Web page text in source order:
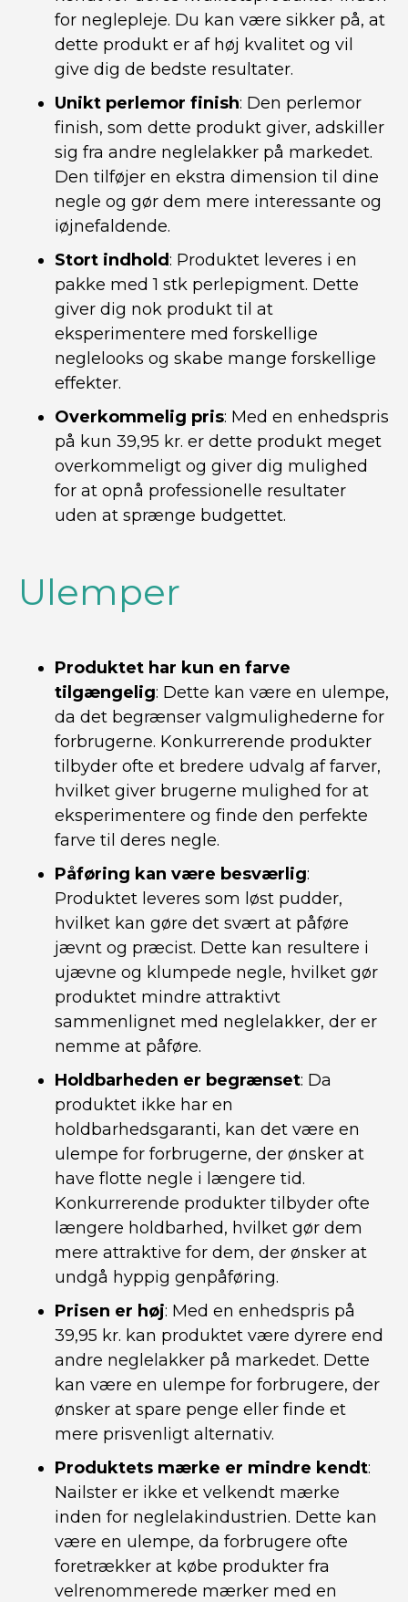
for neglepleje. Du kan være sikker på, at
dette produkt er af høj kvalitet og vil
give dig de bedste resultater.
Unikt perlemor finish: Den perlemor
finish, som dette produkt giver, adskiller
sig fra andre neglelakker på markedet.
Den tilføjer en ekstra dimension til dine
negle og gør dem mere interessante og
iøjnefaldende.
Stort indhold: Produktet leveres i en
pakke med 1 stk perlepigment. Dette
giver dig nok produkt til at
eksperimentere med forskellige
neglelooks og skabe mange forskellige
effekter.
Overkommelig pris: Med en enhedspris
på kun 39,95 kr. er dette produkt meget
overkommeligt og giver dig mulighed
for at opnå professionelle resultater
uden at sprænge budgettet.
Ulemper
Produktet har kun en farve
tilgængelig: Dette kan være en ulempe,
da det begrænser valgmulighederne for
forbrugerne. Konkurrerende produkter
tilbyder ofte et bredere udvalg af farver,
hvilket giver brugerne mulighed for at
eksperimentere og finde den perfekte
farve til deres negle.
Påføring kan være besværlig:
Produktet leveres som løst pudder,
hvilket kan gøre det svært at påføre
jævnt og præcist. Dette kan resultere i
ujævne og klumpede negle, hvilket gør
produktet mindre attraktivt
sammenlignet med neglelakker, der er
nemme at påføre.
Holdbarheden er begrænset: Da
produktet ikke har en
holdbarhedsgaranti, kan det være en
ulempe for forbrugerne, der ønsker at
have flotte negle i længere tid.
Konkurrerende produkter tilbyder ofte
længere holdbarhed, hvilket gør dem
mere attraktive for dem, der ønsker at
undgå hyppig genpåføring.
Prisen er høj: Med en enhedspris på
39,95 kr. kan produktet være dyrere end
andre neglelakker på markedet. Dette
kan være en ulempe for forbrugere, der
ønsker at spare penge eller finde et
mere prisvenligt alternativ.
Produktets mærke er mindre kendt:
Nailster er ikke et velkendt mærke
inden for neglelakindustrien. Dette kan
være en ulempe, da forbrugere ofte
foretrækker at købe produkter fra
velrenommerede mærker med en